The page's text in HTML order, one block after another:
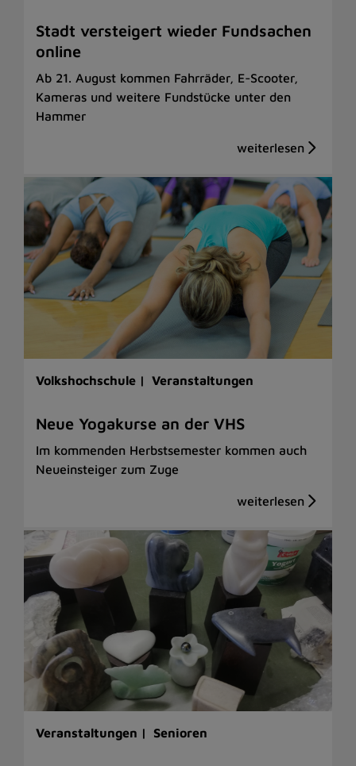
Stadt versteigert wieder Fundsachen
online
Ab 21. August kommen Fahrräder, E-Scooter,
Kameras und weitere Fundstücke unter den
Hammer
Volkshochschule | Veranstaltungen
Neue Yogakurse an der VHS
Im kommenden Herbstsemester kommen auch
Neueinsteiger zum Zuge
Veranstaltungen | Senioren